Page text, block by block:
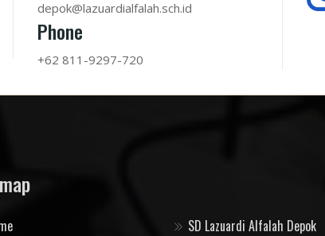
depok@lazuardialfalah.sch.id
Phone
+62 811-9297-720
SD Lazuardi Alfalah Depok